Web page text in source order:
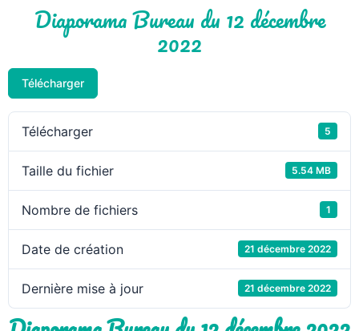
Diaporama Bureau du 12 décembre
2022
Télécharger
Télécharger 5
Taille du fichier 5.54 MB
Nombre de fichiers 1
Date de création 21 décembre 2022
Dernière mise à jour 21 décembre 2022